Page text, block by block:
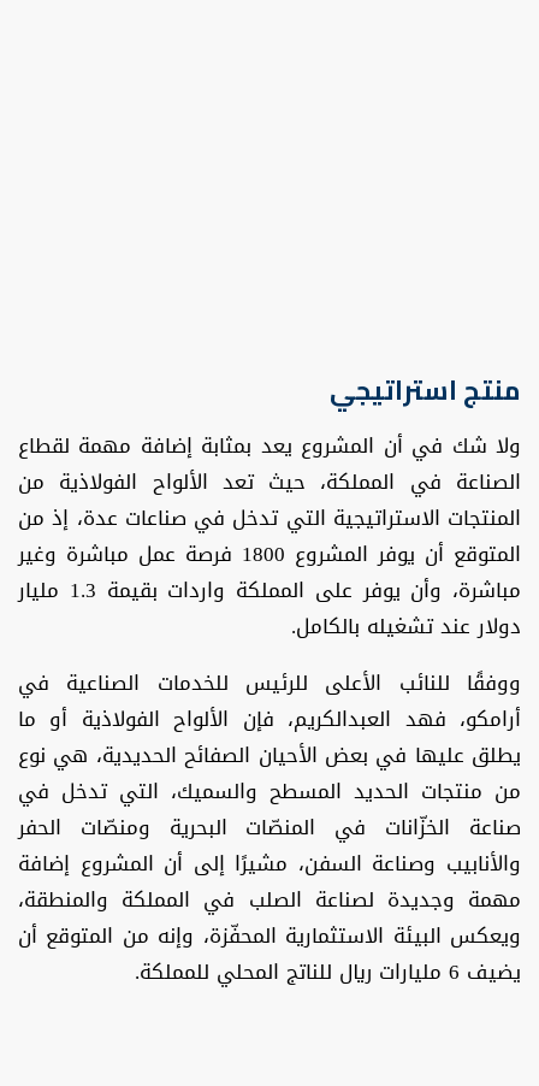
منتج استراتيجي
ولا شك في أن المشروع يعد بمثابة إضافة مهمة لقطاع
الصناعة في المملكة، حيث تعد الألواح الفولاذية من
المنتجات الاستراتيجية التي تدخل في صناعات عدة، إذ من
المتوقع أن يوفر المشروع 1800 فرصة عمل مباشرة وغير
مباشرة، وأن يوفر على المملكة واردات بقيمة 1.3 مليار
دولار عند تشغيله بالكامل.
ووفقًا للنائب الأعلى للرئيس للخدمات الصناعية في
أرامكو، فهد العبدالكريم، فإن الألواح الفولاذية أو ما
يطلق عليها في بعض الأحيان الصفائح الحديدية، هي نوع
من منتجات الحديد المسطح والسميك، التي تدخل في
صناعة الخزّانات في المنصّات البحرية ومنصّات الحفر
والأنابيب وصناعة السفن، مشيرًا إلى أن المشروع إضافة
مهمة وجديدة لصناعة الصلب في المملكة والمنطقة،
ويعكس البيئة الاستثمارية المحفّزة، وإنه من المتوقع أن
يضيف 6 مليارات ريال للناتج المحلي للمملكة.